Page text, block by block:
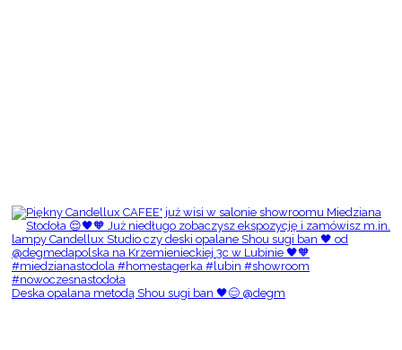
Deska opalana metodą Shou sugi ban 🖤😌 @degm